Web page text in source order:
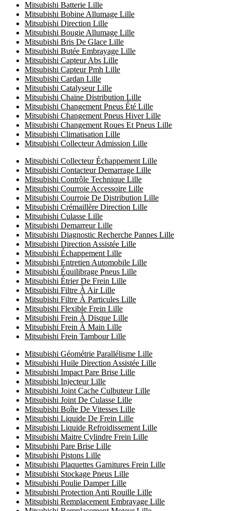
Mitsubishi Batterie Lille
Mitsubishi Bobine Allumage Lille
Mitsubishi Direction Lille
Mitsubishi Bougie Allumage Lille
Mitsubishi Bris De Glace Lille
Mitsubishi Butée Embrayage Lille
Mitsubishi Capteur Abs Lille
Mitsubishi Capteur Pmh Lille
Mitsubishi Cardan Lille
Mitsubishi Catalyseur Lille
Mitsubishi Chaine Distribution Lille
Mitsubishi Changement Pneus Été Lille
Mitsubishi Changement Pneus Hiver Lille
Mitsubishi Changement Roues Et Pneus Lille
Mitsubishi Climatisation Lille
Mitsubishi Collecteur Admission Lille
Mitsubishi Collecteur Échappement Lille
Mitsubishi Contacteur Demarrage Lille
Mitsubishi Contrôle Technique Lille
Mitsubishi Courroie Accessoire Lille
Mitsubishi Courroie De Distribution Lille
Mitsubishi Crémaillère Direction Lille
Mitsubishi Culasse Lille
Mitsubishi Demarreur Lille
Mitsubishi Diagnostic Recherche Pannes Lille
Mitsubishi Direction Assistée Lille
Mitsubishi Échappement Lille
Mitsubishi Entretien Automobile Lille
Mitsubishi Équilibrage Pneus Lille
Mitsubishi Étrier De Frein Lille
Mitsubishi Filtre À Air Lille
Mitsubishi Filtre À Particules Lille
Mitsubishi Flexible Frein Lille
Mitsubishi Frein À Disque Lille
Mitsubishi Frein À Main Lille
Mitsubishi Frein Tambour Lille
Mitsubishi Géométrie Parallélisme Lille
Mitsubishi Huile Direction Assistée Lille
Mitsubishi Impact Pare Brise Lille
Mitsubishi Injecteur Lille
Mitsubishi Joint Cache Culbuteur Lille
Mitsubishi Joint De Culasse Lille
Mitsubishi Boîte De Vitesses Lille
Mitsubishi Liquide De Frein Lille
Mitsubishi Liquide Refroidissement Lille
Mitsubishi Maitre Cylindre Frein Lille
Mitsubishi Pare Brise Lille
Mitsubishi Pistons Lille
Mitsubishi Plaquettes Garnitures Frein Lille
Mitsubishi Stockage Pneus Lille
Mitsubishi Poulie Damper Lille
Mitsubishi Protection Anti Rouille Lille
Mitsubishi Remplacement Embrayage Lille